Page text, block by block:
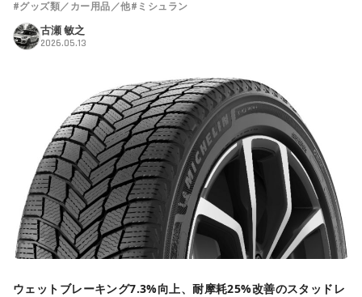
#グッズ類／カー用品／他#ミシュラン
古瀬 敏之
2026.05.13
ウェットブレーキング7.3%向上、耐摩耗25%改善のスタッドレ